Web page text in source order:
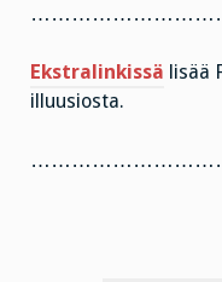
Ekstralinkissä lisää
illuusiosta.